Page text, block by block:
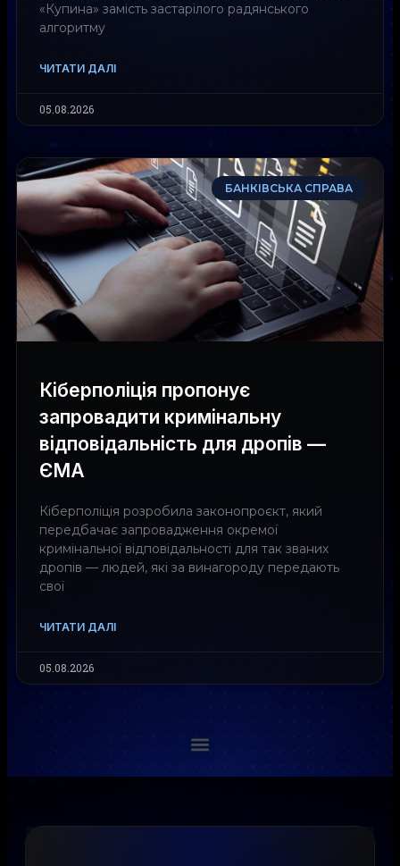
«Купина» замість застарілого радянського
алгоритму
ЧИТАТИ ДАЛІ
05.08.2026
БАНКІВСЬКА СПРАВА
Кіберполіція пропонує
запровадити кримінальну
відповідальність для дропів —
ЄМА
Кіберполіція розробила законопроєкт, який
передбачає запровадження окремої
кримінальної відповідальності для так званих
дропів — людей, які за винагороду передають
свої
ЧИТАТИ ДАЛІ
05.08.2026